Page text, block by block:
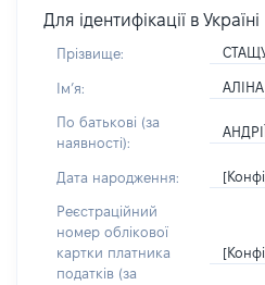
Для ідентифікації в Україні
Прізвище:
Імʼя: АЛІНА
По батькові (за
наявності):
Дата народження:
Реєстраційний
номер облікової
картки платника
податків (за